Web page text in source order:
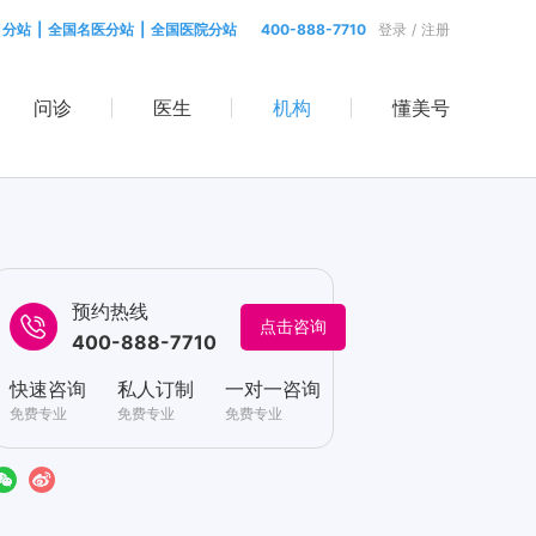
站 全国名医分站 全国医院分站 400-888-7710 登录 / 注册
问诊 医生 机构 懂美号
预约热线
400-888-7710
点击咨询
快速咨询
免费专业
私人订制
免费专业
一对一咨询
免费专业